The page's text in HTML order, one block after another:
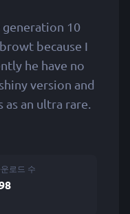
10
because I
he have no
version and
an ultra rare.
로드 수